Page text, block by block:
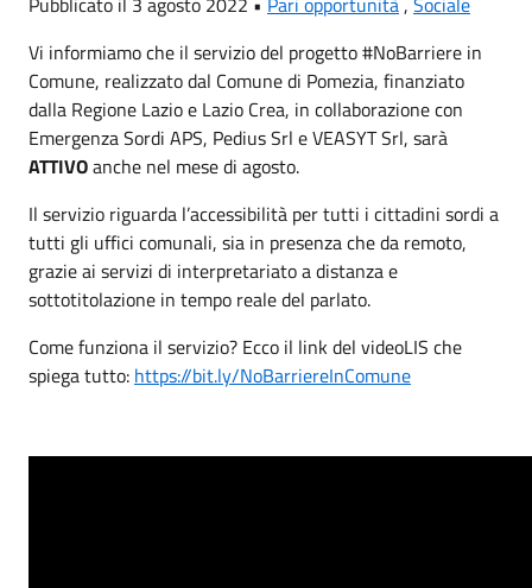
Vi informiamo che il servizio del progetto #NoBarriere in
Comune, realizzato dal Comune di Pomezia, finanziato
dalla Regione Lazio e Lazio Crea, in collaborazione con
Emergenza Sordi APS, Pedius Srl e VEASYT Srl, sarà
ATTIVOanche nel mese di agosto.
Il servizio riguarda l’accessibilità per tutti i cittadini sordi a
tutti gli uffici comunali, sia in presenza che da remoto,
grazie ai servizi di interpretariato a distanza e
sottotitolazione in tempo reale del parlato.
Come funziona il servizio? Ecco il link del videoLIS che
spiega tutto: https://bit.ly/NoBarriereInComune